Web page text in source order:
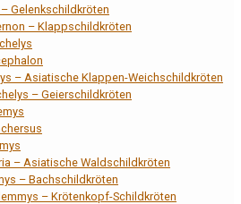
Gelenkschildkröten
– Klappschildkröten
– Asiatische Klappen-Weichschildkröten
– Geierschildkröten
– Asiatische Waldschildkröten
– Bachschildkröten
– Krötenkopf-Schildkröten